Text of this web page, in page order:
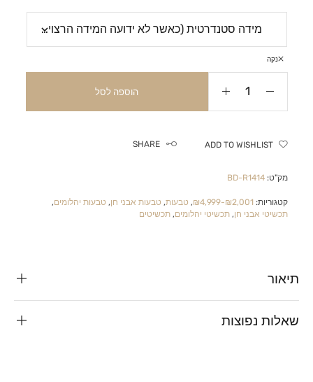
נקה
הוספה לסל
ADD TO WISHLIST
SHARE
מק"ט:BD-R1414
קטגוריות:₪2,001-₪4,999
, טבעות, טבעות אבני חן, טבעות יהלומים,
תכשיטי אבני חן,תכשיטי יהלומים,תכשיטים
תיאור
שאלות נפוצות